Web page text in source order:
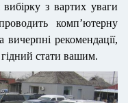
з вартих уваги
комп’ютерну
вичерпні рекомендації,
стати вашим.